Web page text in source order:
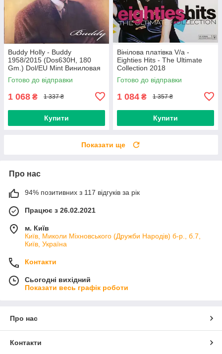
Buddy Holly - Buddy
1958/2015 (Dos630H, 180
Gm.) Dol/EU Mint Виниловая
пластинка (art.234454)
Готово до відправки
1 068 ₴ 1 337 ₴
Купити
Вінілова платівка V/a -
Eighties Hits - The Ultimate
Collection 2018
(0190758737713) Sony
Music/EU Mint
Готово до відправки
1 084 ₴ 1 357 ₴
Купити
Показати ще
Про нас
94% позитивних з 117 відгуків за рік
Працює з 26.02.2021
м. Київ
Київ, Миколи Міхновського (Дружби Народів) б-р., б.7,
Київ, Україна
Контакти
Сьогодні вихідний
Показати весь графік роботи
Про нас
Контакти